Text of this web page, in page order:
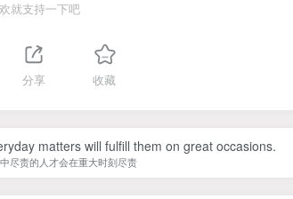
就支持一下吧
分享 收藏
matters will fulfill them on great occasions.
尽责的人才会在重大时刻尽责